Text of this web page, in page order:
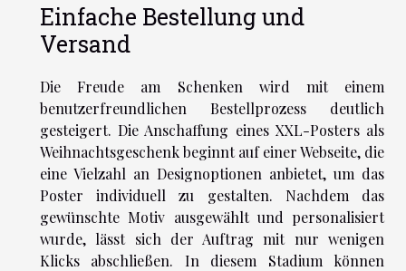
Einfache Bestellung und
Versand
Die Freude am Schenken wird mit einem
benutzerfreundlichen Bestellprozess deutlich
gesteigert. Die Anschaffung eines XXL-Posters als
Weihnachtsgeschenk beginnt auf einer Webseite, die
eine Vielzahl an Designoptionen anbietet, um das
Poster individuell zu gestalten. Nachdem das
gewünschte Motiv ausgewählt und personalisiert
wurde, lässt sich der Auftrag mit nur wenigen
Klicks abschließen. In diesem Stadium können